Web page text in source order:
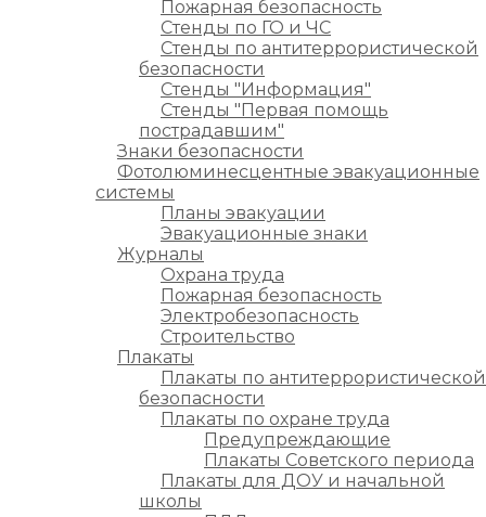
Пожарная безопасность
Стенды по ГО и ЧС
Стенды по антитеррористической
безопасности
Стенды "Информация"
Стенды "Первая помощь
пострадавшим"
Знаки безопасности
Фотолюминесцентные эвакуационные
системы
Планы эвакуации
Эвакуационные знаки
Журналы
Охрана труда
Пожарная безопасность
Электробезопасность
Строительство
Плакаты
Плакаты по антитеррористической
безопасности
Плакаты по охране труда
Предупреждающие
Плакаты Советского периода
Плакаты для ДОУ и начальной
школы